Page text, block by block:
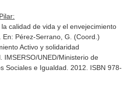
calidad de vida y el envejecimiento
En: Pérez-Serrano, G. (Coord.)
Activo y solidaridad
. IMSERSO/UNED/Ministerio de
Sociales e Igualdad. 2012. ISBN 978-